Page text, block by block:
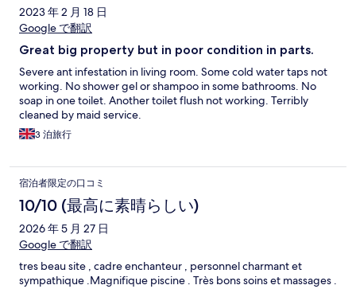
2023 年 2 月 18 日
Google で翻訳
Great big property but in poor condition in parts.
Severe ant infestation in living room. Some cold water taps not
working. No shower gel or shampoo in some bathrooms. No
soap in one toilet. Another toilet flush not working. Terribly
cleaned by maid service.
3 泊旅行
宿泊者限定の口コミ
10/10 (最高に素晴らしい)
2026 年 5 月 27 日
Google で翻訳
tres beau site , cadre enchanteur , personnel charmant et
sympathique .Magnifique piscine . Très bons soins et massages .